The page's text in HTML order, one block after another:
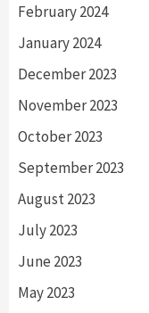
February 2024
January 2024
December 2023
November 2023
October 2023
September 2023
August 2023
July 2023
June 2023
May 2023